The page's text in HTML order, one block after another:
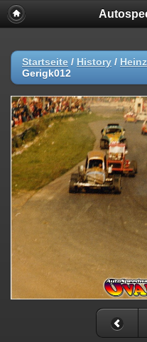
Startseite / History /
Gerigk012